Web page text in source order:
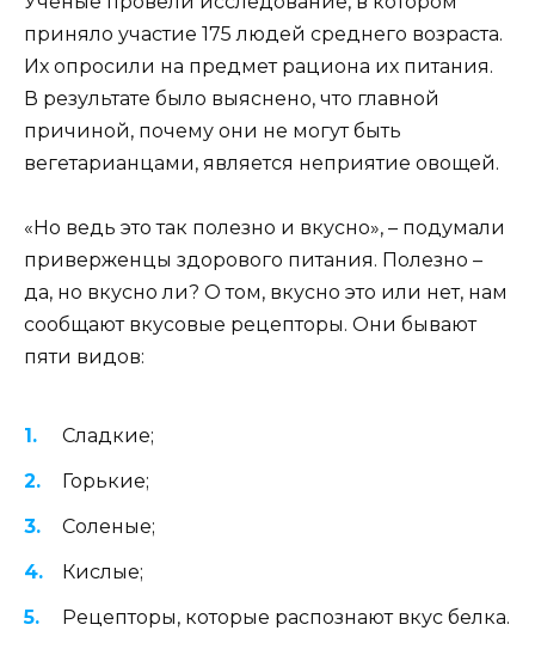
приняло участие 175 людей среднего возраста.
Их опросили на предмет рациона их питания.
В результате было выяснено, что главной
причиной, почему они не могут быть
вегетарианцами, является неприятие овощей.
«Но ведь это так полезно и вкусно», – подумали
приверженцы здорового питания. Полезно –
да, но вкусно ли? О том, вкусно это или нет, нам
сообщают вкусовые рецепторы. Они бывают
пяти видов:
Сладкие;
Горькие;
Соленые;
Кислые;
Рецепторы, которые распознают вкус белка.